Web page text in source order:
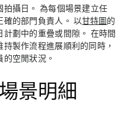
攝日。 為每個場景建立任
確的部門負責人。 以甘特圖的
劃中的重疊或間隙。 在時間
製作流程進展順利的同時，
空閒狀況。
景明細